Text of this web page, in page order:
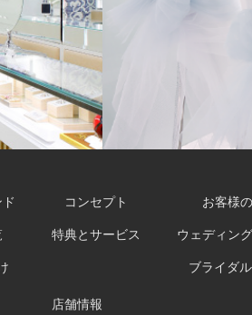
コンセプト
特典とサービス
お客様
ウェディン
ブライダ
店舗情報